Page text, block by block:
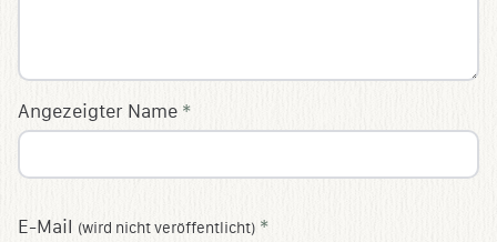
Angezeigter Name *
E-Mail (wird nicht veröffentlicht) *